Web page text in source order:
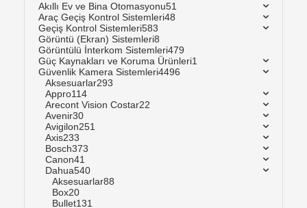
Akıllı Ev ve Bina Otomasyonu51
Araç Geçiş Kontrol Sistemleri48
Geçiş Kontrol Sistemleri583
Görüntü (Ekran) Sistemleri8
Görüntülü İnterkom Sistemleri479
Güç Kaynakları ve Koruma Ürünleri1
Güvenlik Kamera Sistemleri4496
Aksesuarlar293
Appro114
Arecont Vision Costar22
Avenir30
Avigilon251
Axis233
Bosch373
Canon41
Dahua540
Aksesuarlar88
Box20
Bullet131